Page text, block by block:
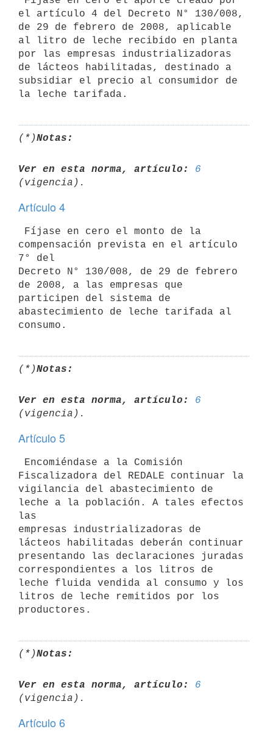
el artículo 4 del Decreto N° 130/008,
de 29 de febrero de 2008, aplicable
al litro de leche recibido en planta
por las empresas industrializadoras
de lácteos habilitadas, destinado a
subsidiar el precio al consumidor de
(*)Notas:
Ver en esta norma, artículo:
6
Artículo 4
compensación prevista en el artículo
7° del
Decreto N° 130/008, de 29 de febrero
de 2008, a las empresas que
participen del sistema de
abastecimiento de leche tarifada al
(*)Notas:
Ver en esta norma, artículo:
6
Artículo 5
Fiscalizadora del REDALE continuar la
vigilancia del abastecimiento de
leche a la población. A tales efectos
las
empresas industrializadoras de
lácteos habilitadas deberán continuar
presentando las declaraciones juradas
correspondientes a los litros de
leche fluida vendida al consumo y los
litros de leche remitidos por los
(*)Notas:
Ver en esta norma, artículo:
6
Artículo 6